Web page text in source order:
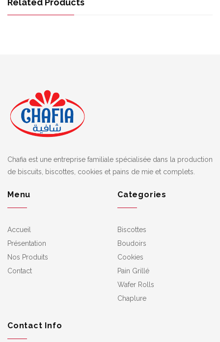
Chafia est une entreprise familiale spécialisée dans la production
de biscuits, biscottes, cookies et pains de mie et complets.
Menu
Accueil
Présentation
Nos Produits
Contact
Categories
Biscottes
Boudoirs
Cookies
Pain Grillé
Wafer Rolls
Chaplure
Contact Info